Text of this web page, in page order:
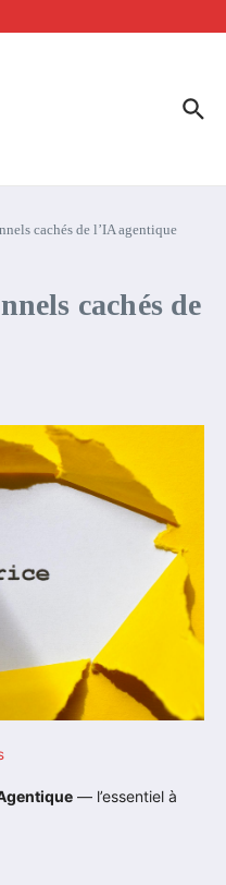
de caisse pour la transformer en
cachés de l’IA agentique
cachés de
— l’essentiel à